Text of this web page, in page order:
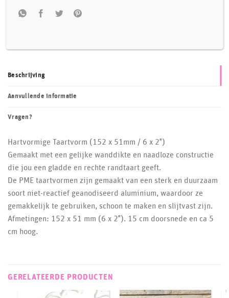
Beschrijving
Aanvullende informatie
Vragen?
Hartvormige Taartvorm (152 x 51mm / 6 x 2″)
Gemaakt met een gelijke wanddikte en naadloze constructie
die jou een gladde en rechte randtaart geeft.
De PME taartvormen zijn gemaakt van een sterk en duurzaam
soort niet-reactief geanodiseerd aluminium, waardoor ze
gemakkelijk te gebruiken, schoon te maken en slijtvast zijn.
Afmetingen: 152 x 51 mm (6 x 2″). 15 cm doorsnede en ca 5
cm hoog.
GERELATEERDE PRODUCTEN